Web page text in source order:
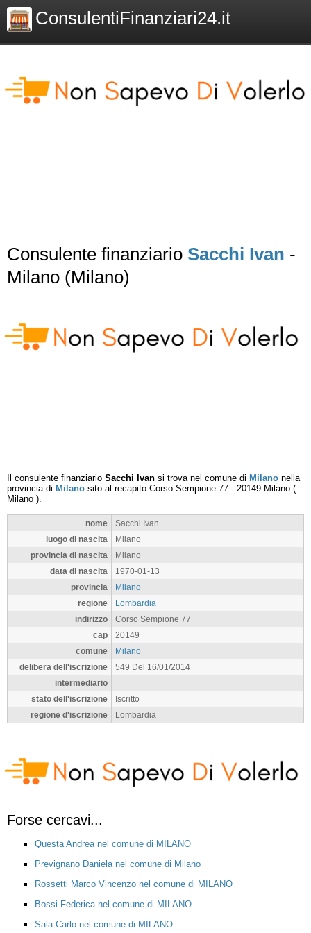
ConsulentiFinanziari24.it
Consulente finanziario Sacchi Ivan -
Milano (Milano)
Il consulente finanziario Sacchi Ivan si trova nel comune di Milano nella
provincia di Milano sito al recapito Corso Sempione 77 - 20149 Milano (
Milano ).
nome
Sacchi Ivan
luogo di nascita
Milano
provincia di nascita
Milano
data di nascita
1970-01-13
provincia
Milano
regione
Lombardia
indirizzo
Corso Sempione 77
cap
20149
comune
Milano
delibera dell'iscrizione
549 Del 16/01/2014
intermediario
stato dell'iscrizione
Iscritto
regione d'iscrizione
Lombardia
Forse cercavi...
Questa Andrea nel comune di MILANO
Prevignano Daniela nel comune di Milano
Rossetti Marco Vincenzo nel comune di MILANO
Bossi Federica nel comune di MILANO
Sala Carlo nel comune di MILANO